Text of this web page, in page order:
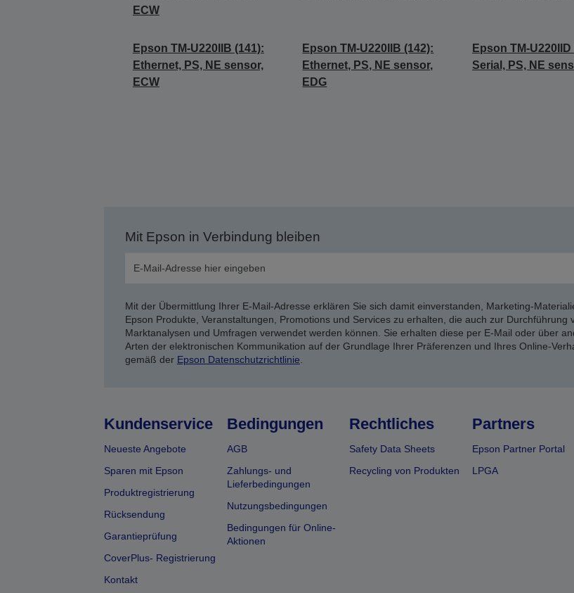
ECW
Epson TM-U220IIB (141):
Ethernet, PS, NE sensor,
ECW
Epson TM-U220IIB (142):
Ethernet, PS, NE sensor,
EDG
Epson TM-U220IID
Serial, PS, NE
Mit Epson in Verbindung bleiben
Mit der Übermittlung Ihrer E-Mail-Adresse erklären Sie sich damit einverstanden, Marketing-
Epson Produkte, Veranstaltungen, Promotions und Services zu erhalten, die auch zur Durchführung
Marktanalysen und Umfragen verwendet werden können. Sie erhalten diese per E-Mail oder über
Arten der elektronischen Kommunikation auf der Grundlage Ihrer Präferenzen und Ihres Online-
gemäß der Epson Datenschutzrichtlinie
Kundenservice
Neueste Angebote
Sparen mit Epson
Produktregistrierung
Rücksendung
Garantieprüfung
CoverPlus- Registrierung
Kontakt
Bedingungen
AGB
Zahlungs- und
Lieferbedingungen
Nutzungsbedingungen
Bedingungen für Online-
Aktionen
Rechtliches
Safety Data Sheets
Recycling von Produkten
Partners
Epson Partner Portal
LPGA